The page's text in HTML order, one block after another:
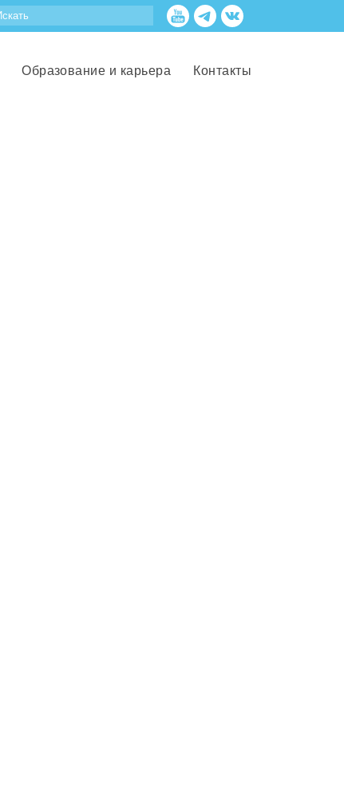
Образование и карьера Контакты